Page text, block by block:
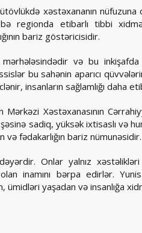
xəstəxananın
regionda etibarlı tibbi
bariz göstəricisidir.
və bu
bu sahənin aparıcı
insanların sağlamlığı daha
Xəstəxanasının
sadiq, yüksək ixtisaslı və
və fədakarlığın bariz nümunəsidir.
Onlar yalnız
inamını bərpa edirlər.
yaşadan və insanlığa